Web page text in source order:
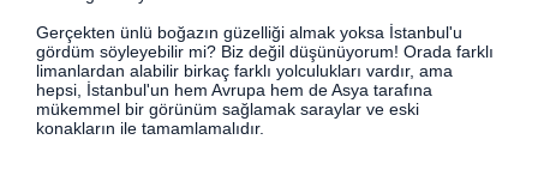
Gerçekten ünlü boğazın güzelliği almak yoksa İstanbul'u
gördüm söyleyebilir mi? Biz değil düşünüyorum! Orada farklı
limanlardan alabilir birkaç farklı yolculukları vardır, ama
hepsi, İstanbul'un hem Avrupa hem de Asya tarafına
mükemmel bir görünüm sağlamak saraylar ve eski
konakların ile tamamlamalıdır.